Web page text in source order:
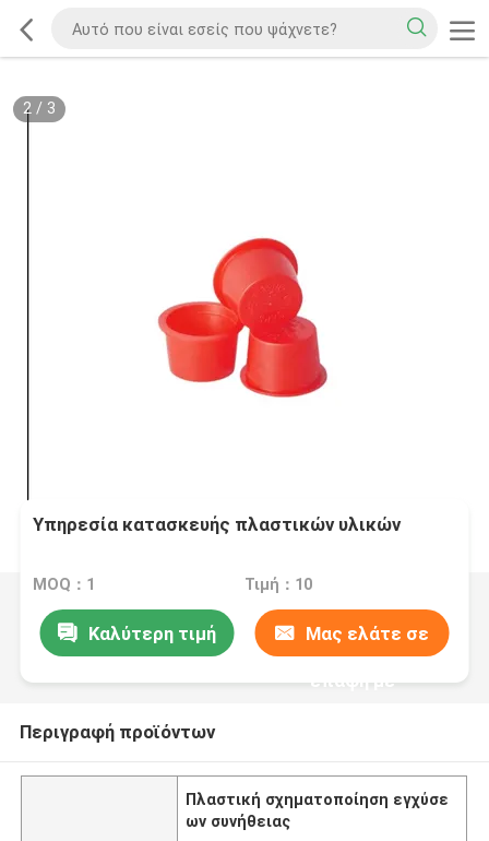
2/ 3
Υπηρεσία κατασκευής πλαστικών υλικών
MOQ：1 Τιμή：10
Καλύτερη τιμή Μας ελάτε σε
επαφή με
Περιγραφή προϊόντων
Πλαστική σχηματοποίηση εγχύσε
ων συνήθειας